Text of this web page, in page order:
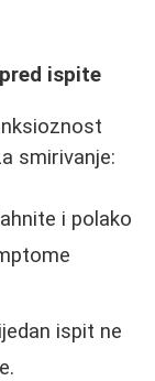
ispite
smirivanje:
i polako
ispit ne